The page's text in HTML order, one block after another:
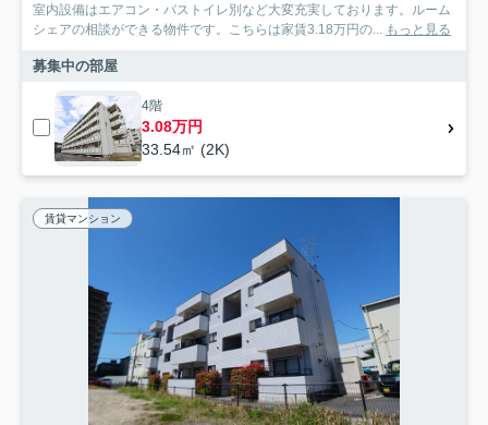
室内設備はエアコン・バストイレ別など大変充実しております。ルーム
シェアの相談ができる物件です。こちらは家賃3.18万円の...
もっと見る
募集中の部屋
4階
3.08万円
33.54㎡ (2K)
賃貸マンション